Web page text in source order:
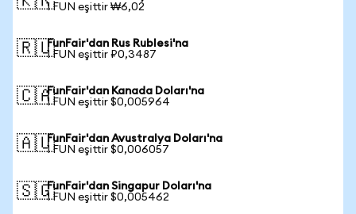
1 FUN eşittir ₩6,02
🇷🇺FunFair'dan Rus Rublesi'na
1 FUN eşittir ₽0,3487
🇨🇦FunFair'dan Kanada Doları'na
1 FUN eşittir $0,005964
🇦🇺FunFair'dan Avustralya Doları'na
1 FUN eşittir $0,006057
🇸🇬FunFair'dan Singapur Doları'na
1 FUN eşittir $0,005462